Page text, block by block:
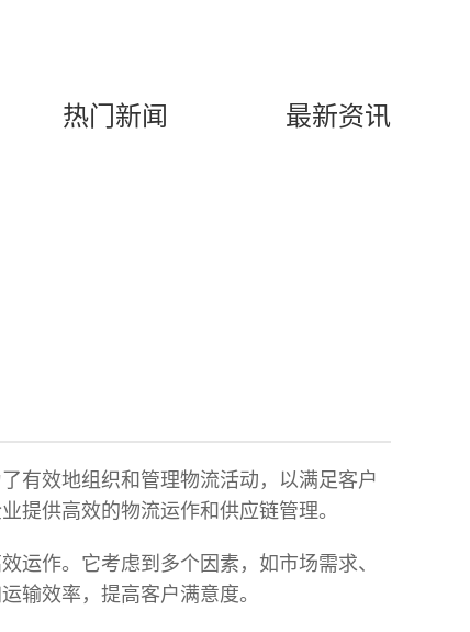
热门新闻 最新资讯
有效地组织和管理物流活动，以满足客户
提供高效的物流运作和供应链管理。
运作。它考虑到多个因素，如市场需求、
输效率，提高客户满意度。